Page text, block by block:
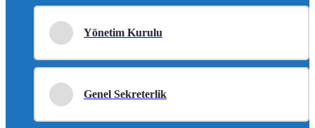
Yönetim Kurulu
Genel Sekreterlik